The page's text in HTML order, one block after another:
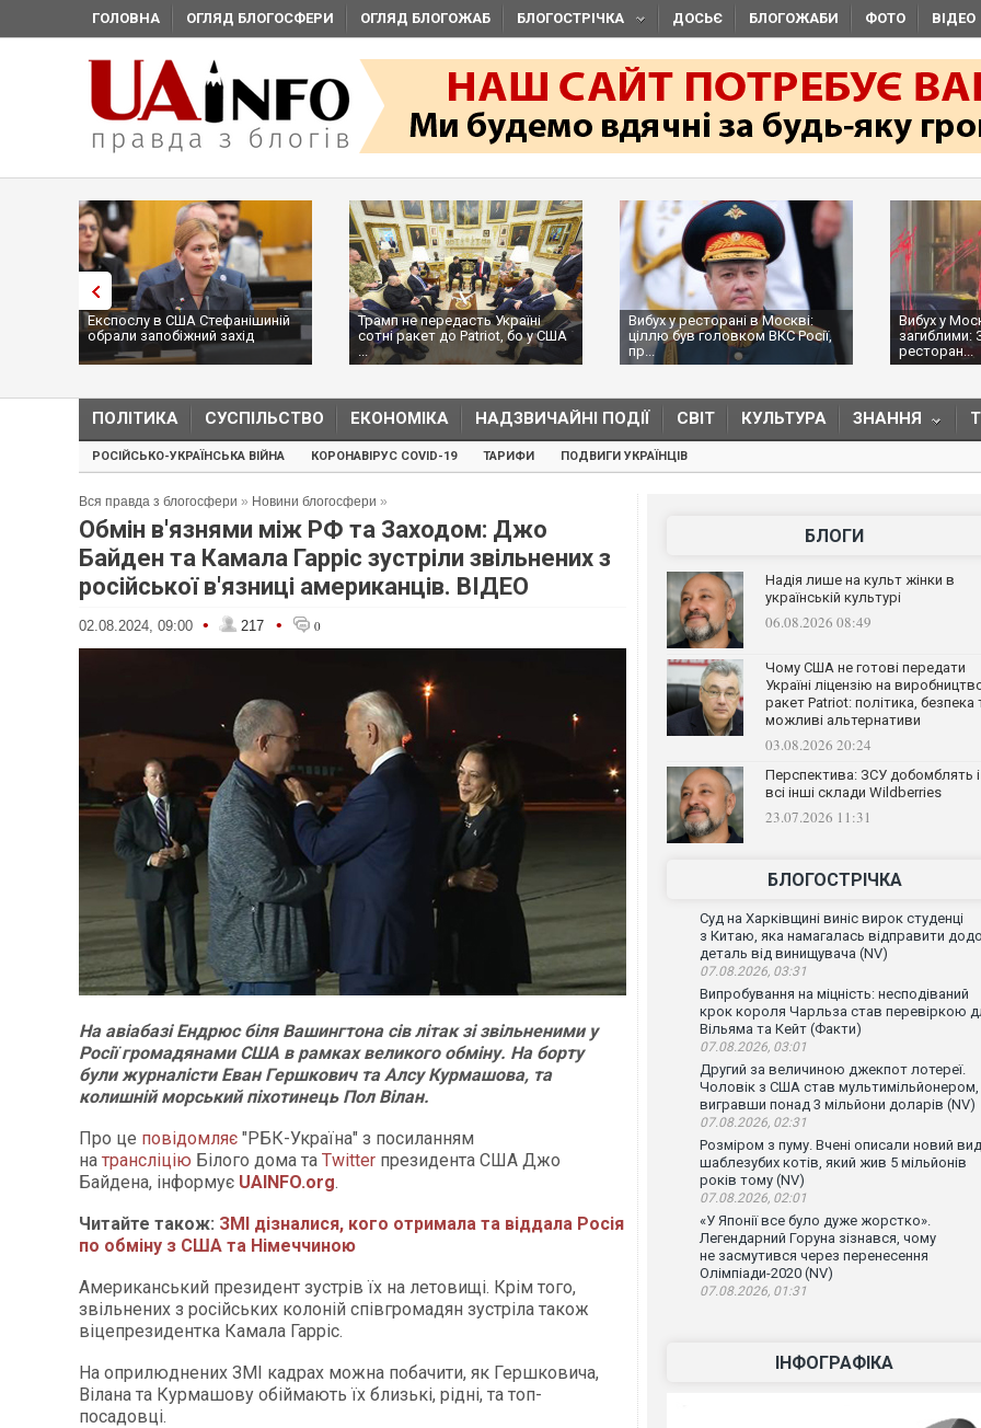
ГОЛОВНА ОГЛЯД БЛОГОСФЕРИ ОГЛЯД БЛОГОЖАБ БЛОГОСТРІЧКА ДОСЬЄ БЛОГОЖАБИ ФОТО ВІДЕО
Експослу в США Стефанішиній
обрали запобіжний захід
Трамп не передасть Україні
сотні ракет до Patriot, бо у США
...
Вибух у ресторані в Москві:
ціллю був головком ВКС Росії,
пр...
Вибух у
загиблими:
ресторан...
ПОЛІТИКА СУСПІЛЬСТВО ЕКОНОМІКА НАДЗВИЧАЙНІ ПОДІЇ СВІТ КУЛЬТУРА ЗНАННЯ
РОСІЙСЬКО-УКРАЇНСЬКА ВІЙНА КОРОНАВІРУС COVID-19 ТАРИФИ ПОДВИГИ УКРАЇНЦІВ
Вся правда з блогосфери » Новини блогосфери »
Обмін в'язнями між РФ та Заходом: Джо
Байден та Камала Гарріс зустріли звільнених з
російської в'язниці американців. ВІДЕО
02.08.2024, 09:00 • 217 • 0
На авіабазі Ендрюс біля Вашингтона сів літак зі звільненими у
Росії громадянами США в рамках великого обміну. На борту
були журналісти Еван Гершкович та Алсу Курмашова, та
колишній морський піхотинець Пол Вілан.
Про це повідомляє "РБК-Україна" з посиланням
на трансліцію Білого дома та Twitter президента США Джо
Байдена, інформує UAINFO.org.
Читайте також: ЗМІ дізналися, кого отримала та віддала Росія
по обміну з США та Німеччиною
Американський президент зустрів їх на летовищі. Крім того,
звільнених з російських колоній співгромадян зустріла також
віцепрезидентка Камала Гарріс.
На оприлюднених ЗМІ кадрах можна побачити, як Гершковича,
Вілана та Курмашову обіймають їх близькі, рідні, та топ-
посадовці.
БЛОГИ
Надія лише на культ жінки в
українській культурі
06.08.2026 08:49
Чому США не готові передати
Україні ліцензію на
ракет Patriot: політика, безпека
можливі альтернативи
03.08.2026 20:24
Перспектива: ЗСУ добомблять і
всі інші склади Wildberries
23.07.2026 11:31
БЛОГОСТРІЧКА
Суд на Харківщині виніс вирок студенці
з Китаю, яка намагалась відправити
деталь від винищувача (NV)
07.08.2026, 03:31
Випробування на міцність: несподіваний
крок короля Чарльза став перевіркою
Вільяма та Кейт (Факти)
07.08.2026, 03:01
Другий за величиною джекпот лотереї.
Чоловік з США став мультимільйонером,
вигравши понад 3 мільйони доларів (NV)
07.08.2026, 02:31
Розміром з пуму. Вчені описали новий вид
шаблезубих котів, який жив 5 мільйонів
років тому (NV)
07.08.2026, 02:01
«У Японії все було дуже жорстко».
Легендарний Горуна зізнався, чому
не засмутився через перенесення
Олімпіади-2020 (NV)
07.08.2026, 01:31
ІНФОГРАФІКА